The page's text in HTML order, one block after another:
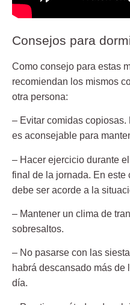
Consejos para
Como consejo para estas
recomiendan los mismos
otra persona:
– Evitar comidas
es aconsejable para
– Hacer ejercicio durante
final de la jornada. En este
debe ser acorde a la
– Mantener un clima de
sobresaltos.
– No pasarse con las
habrá descansado más de
día.